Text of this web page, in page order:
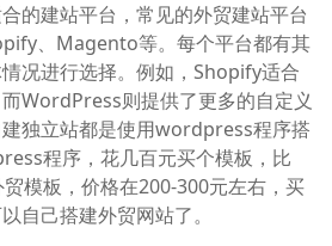
的建站平台，常见的外贸建站平台
、Magento等。每个平台都有其
况进行选择。例如，Shopify适合
WordPress则提供了更多的自定义
独立站都是使用wordpress程序搭
程序，花几百元买个模板，比
模板，价格在200-300元左右，买
自己搭建外贸网站了。